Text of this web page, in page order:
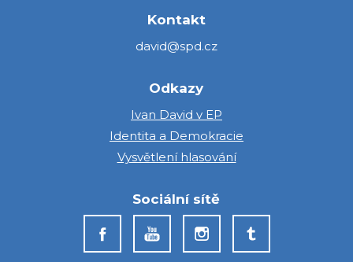
Kontakt
david@spd.cz
Odkazy
Ivan David v EP
Identita a Demokracie
Vysvětlení hlasování
Sociální sítě